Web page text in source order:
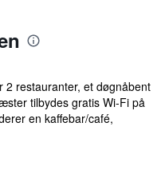
2 restauranter, et døgnåbent
tilbydes gratis Wi-Fi på
en kaffebar/café,